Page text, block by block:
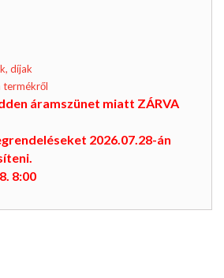
díjak
termékről
áramszünet miatt ZÁRVA
2026.07.28-án
8:00